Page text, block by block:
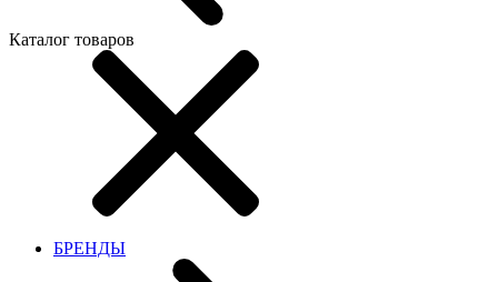
Каталог товаров
БРЕНДЫ